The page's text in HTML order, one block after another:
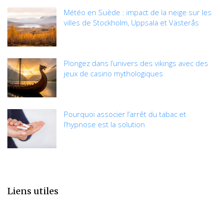
Météo en Suède : impact de la neige sur les
villes de Stockholm, Uppsala et Västerås
Plongez dans l’univers des vikings avec des
jeux de casino mythologiques
Pourquoi associer l’arrêt du tabac et
l’hypnose est la solution
Liens utiles